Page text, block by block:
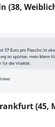
(38,
(45,